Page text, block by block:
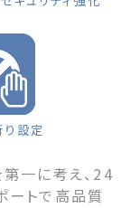
設定
一に考え、24
ートで高品質